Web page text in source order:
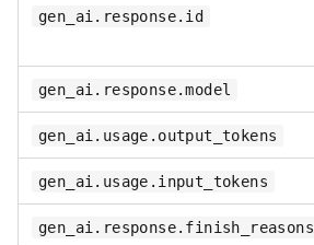
gen_ai.response.id
gen_ai.response.model
gen_ai.usage.output_tokens
gen_ai.usage.input_tokens
gen_ai.response.finish_reasons